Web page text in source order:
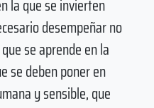
la que se invierten
desempeñar no
se aprende en la
se deben poner en
y sensible, que